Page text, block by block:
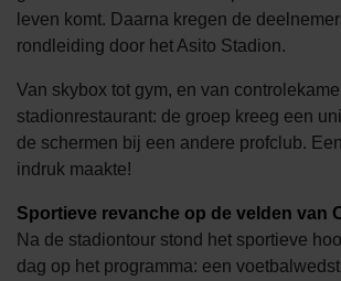
leven komt. Daarna kregen de
rondleiding door het Asito Stadion.
Van skybox tot gym, en van
stadionrestaurant: de groep kreeg een
de schermen bij een andere profclub.
indruk maakte!
Sportieve revanche op de velden van
Na de stadiontour stond het sportieve
dag op het programma: een